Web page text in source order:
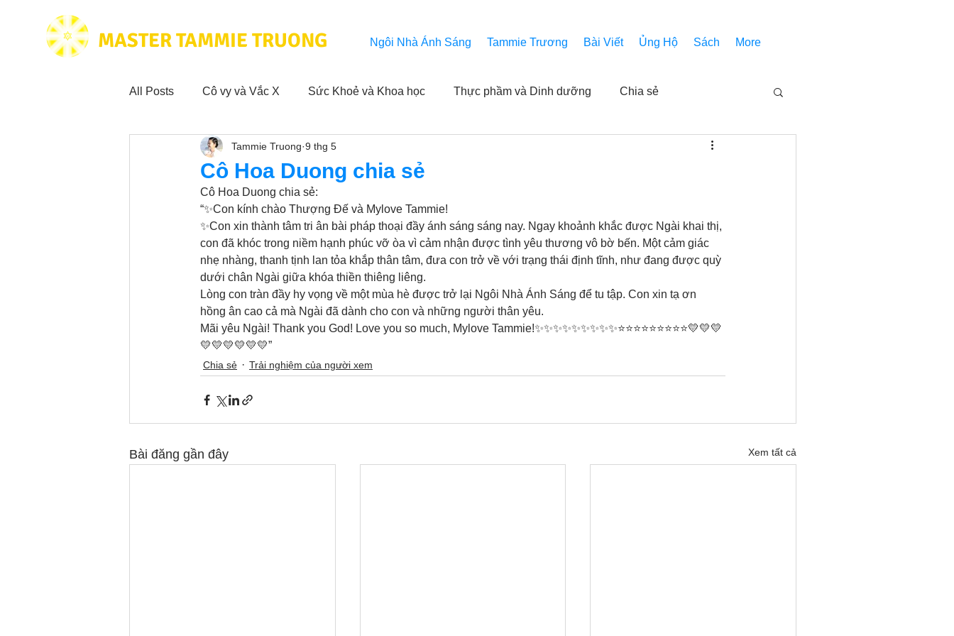
MASTER TAMMIE TRUONG Ngôi Nhà Ánh Sáng Tammie Trương Bài Viết Ủng Hộ Sách More
All Posts Cô vy và Vắc X Sức Khoẻ và Khoa học Thực phầm và Dinh dưỡng Chia sẻ
Hoạt động vì cộng đồng Trải nghiệm của người xem Các bài pháp
Trích dẫn hay trong Sách CL&NL Thành tựu Các thông báo
Phim Tâm Linh Hoạt động hằng ngày của Tammie Hỏi và Đáp Trích dẫn trong kinh thánh Âm Nhạc
Cô Hoa Duong chia sẻ
Tammie Truong 9 thg 5
Cô Hoa Duong chia sẻ:
“✨Con kính chào Thượng Đế và Mylove Tammie!
✨Con xin thành tâm tri ân bài pháp thoại đầy ánh sáng sáng nay. Ngay khoảnh khắc được Ngài khai thị,
con đã khóc trong niềm hạnh phúc vỡ òa vì cảm nhận được tình yêu thương vô bờ bến. Một cảm giác
nhẹ nhàng, thanh tịnh lan tỏa khắp thân tâm, đưa con trở về với trạng thái định tĩnh, như đang được quỳ
dưới chân Ngài giữa khóa thiền thiêng liêng.
Lòng con tràn đầy hy vọng về một mùa hè được trở lại Ngôi Nhà Ánh Sáng để tu tập. Con xin tạ ơn
hồng ân cao cả mà Ngài đã dành cho con và những người thân yêu.
Mãi yêu Ngài! Thank you God! Love you so much, Mylove Tammie!✨✨✨✨✨✨✨✨✨⭐️⭐️⭐️⭐️⭐️⭐️⭐️⭐️⭐️💛💛💛
💛💛💛💛💛💛”
Chia sẻ Trải nghiệm của người xem
Bài đăng gần đây Xem tất cả